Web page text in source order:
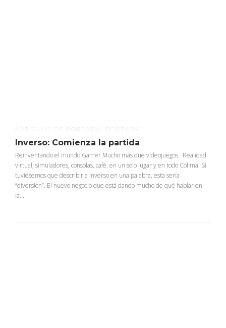
ARTÍCULO DE PORTADA PORTADA
Inverso: Comienza la partida
Reinventando el mundo Gamer Mucho más que videojuegos. Realidad
virtual, simuladores, consolas, café, en un solo lugar y en todo Colima. Si
tuviésemos que describir a Inverso en una palabra, esta sería
“diversión”. El nuevo negocio que está dando mucho de qué hablar en
la...